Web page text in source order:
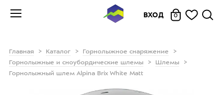
ВХОД 0
Главная Каталог
Горнолыжное снаряжение
Горнолыжные и сноубордические шлемы
Шлемы
Горнолыжный шлем Alpina Brix White Matt